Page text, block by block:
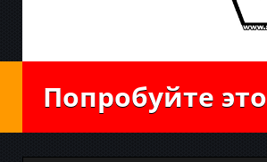
Попробуйте это